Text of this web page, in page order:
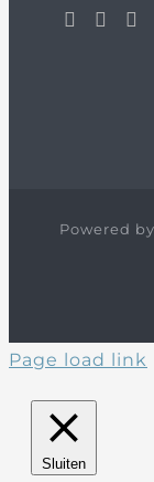
Powered by
Page load link
Sluiten